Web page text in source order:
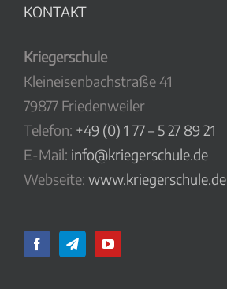
KONTAKT
Kriegerschule
Kleineisenbachstraße 41
79877 Friedenweiler
Telefon: +49 (0) 1 77 – 5 27 89 21
E-Mail: info@kriegerschule.de
Webseite: www.kriegerschule.de